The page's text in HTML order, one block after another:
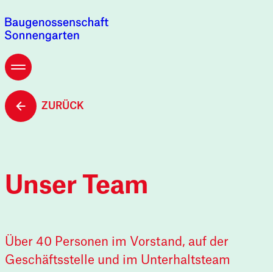
ZURÜCK
Unser Team
Über 40 Personen im Vorstand, auf der
Geschäftsstelle und im Unterhaltsteam